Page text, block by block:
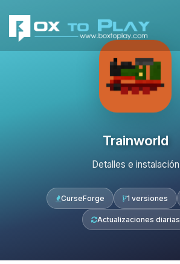
Trainworld
Detalles e instalación
CurseForge 1 versiones
Actualizaciones diarias